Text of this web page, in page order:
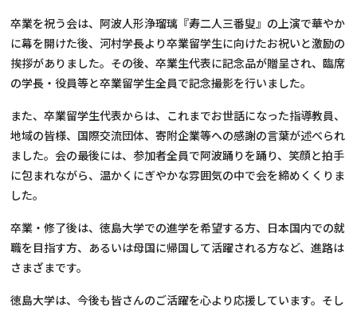
卒業を祝う会は、阿波人形浄瑠璃『寿二人三番叟』の上演で華やか
に幕を開けた後、河村学長より卒業留学生に向けたお祝いと激励の
挨拶がありました。その後、卒業生代表に記念品が贈呈され、臨席
の学長・役員等と卒業留学生全員で記念撮影を行いました。
また、卒業留学生代表からは、これまでお世話になった指導教員、
地域の皆様、国際交流団体、寄附企業等への感謝の言葉が述べられ
ました。会の最後には、参加者全員で阿波踊りを踊り、笑顔と拍手
に包まれながら、温かくにぎやかな雰囲気の中で会を締めくくりま
した。
卒業・修了後は、徳島大学での進学を希望する方、日本国内での就
職を目指す方、あるいは母国に帰国して活躍される方など、進路は
さまざまです。
徳島大学は、今後も皆さんのご活躍を心より応援しています。そし